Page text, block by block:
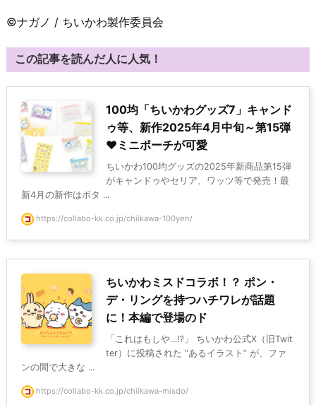
©ナガノ / ちいかわ製作委員会
この記事を読んだ人に人気！
100均「ちいかわグッズ7」キャンド
ゥ等、新作2025年4月中旬～第15弾
♥ミニポーチが可愛
ちいかわ100均グッズの2025年新商品第15弾
がキャンドゥやセリア、ワッツ等で発売！最
新4月の新作はボタ ...
https://collabo-kk.co.jp/chiikawa-100yen/
ちいかわミスドコラボ！？ ポン・
デ・リングを持つハチワレが話題
に！本編で登場のド
「これはもしや…⁉」 ちいかわ公式X（旧Twit
ter）に投稿された “あるイラスト” が、ファ
ンの間で大きな ...
https://collabo-kk.co.jp/chiikawa-misdo/